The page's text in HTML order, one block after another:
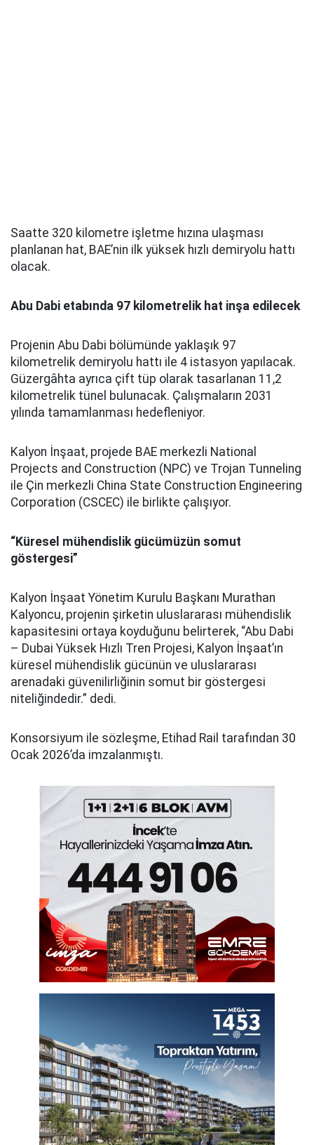
Saatte 320 kilometre işletme hızına ulaşması
planlanan hat, BAE’nin ilk yüksek hızlı demiryolu hattı
olacak.
Abu Dabi etabında 97 kilometrelik hat inşa edilecek
Projenin Abu Dabi bölümünde yaklaşık 97
kilometrelik demiryolu hattı ile 4 istasyon yapılacak.
Güzergâhta ayrıca çift tüp olarak tasarlanan 11,2
kilometrelik tünel bulunacak. Çalışmaların 2031
yılında tamamlanması hedefleniyor.
Kalyon İnşaat, projede BAE merkezli National
Projects and Construction (NPC) ve Trojan Tunneling
ile Çin merkezli China State Construction Engineering
Corporation (CSCEC) ile birlikte çalışıyor.
“Küresel mühendislik gücümüzün somut
göstergesi”
Kalyon İnşaat Yönetim Kurulu Başkanı Murathan
Kalyoncu, projenin şirketin uluslararası mühendislik
kapasitesini ortaya koyduğunu belirterek, “Abu Dabi
– Dubai Yüksek Hızlı Tren Projesi, Kalyon İnşaat’ın
küresel mühendislik gücünün ve uluslararası
arenadaki güvenilirliğinin somut bir göstergesi
niteliğindedir.” dedi.
Konsorsiyum ile sözleşme, Etihad Rail tarafından 30
Ocak 2026’da imzalanmıştı.